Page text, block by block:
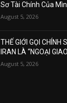
Sơ Tài Chính Của
August 5, 2026
THẾ GIỚI GỌI CHÍNH
IRAN LÀ “NGOẠI
August 5, 2026